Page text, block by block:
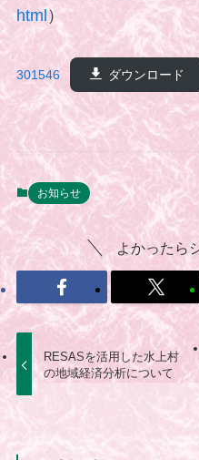
html）
301546 ダウンロード
お知らせ
よかったら
RESASを活用した水上村
の地域経済分析について